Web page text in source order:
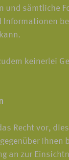
und sämtliche
keinerlei
Recht vor,
Ihnen
an zur